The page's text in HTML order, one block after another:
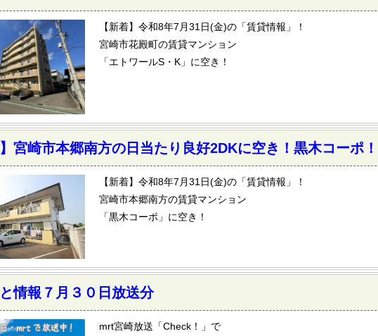
【新着】令和8年7月31日(金)の「賃貸情報」！
宮崎市花殿町の賃貸マンション
「エトワールS・K」に空き！
】宮崎市本郷南方の日当たり良好2DKに空き！黒木コーポ！
【新着】令和8年7月31日(金)の「賃貸情報」！
宮崎市本郷南方の賃貸マンション
「黒木コーポ」に空き！
情報７月３０日放送分
mrt宮崎放送「Check！」で